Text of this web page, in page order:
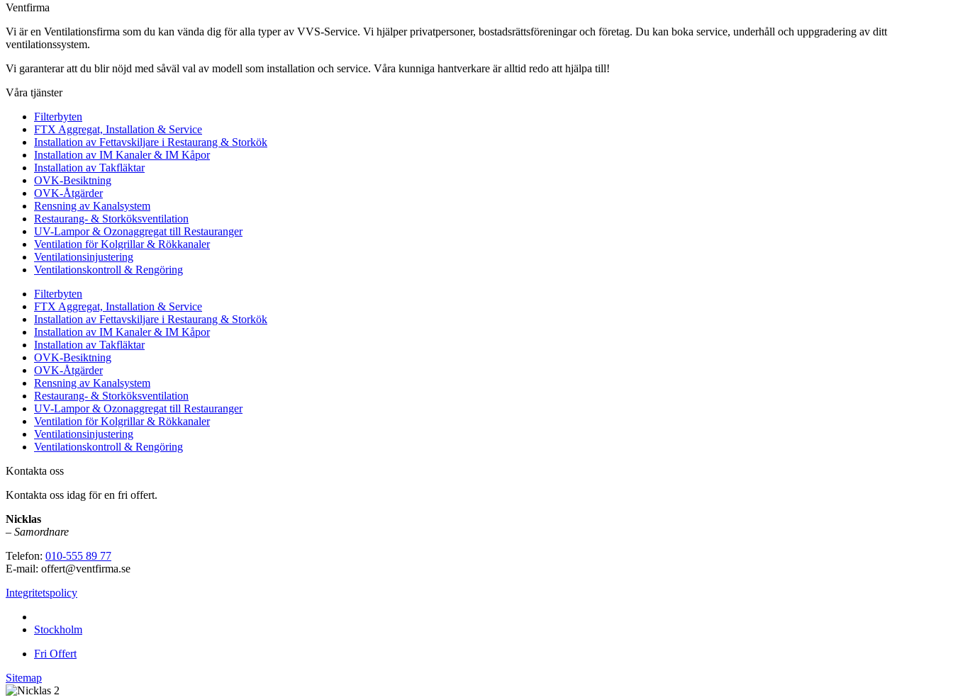
Ventfirma
Vi är en Ventilationsfirma som du kan vända dig för alla typer av VVS-Service. Vi hjälper privatpersoner, bostadsrättsföreningar och företag. Du kan boka service, underhåll och uppgradering av ditt
ventilationssystem.
Vi garanterar att du blir nöjd med såväl val av modell som installation och service. Våra kunniga hantverkare är alltid redo att hjälpa till!
Våra tjänster
Filterbyten
FTX Aggregat, Installation & Service
Installation av Fettavskiljare i Restaurang & Storkök
Installation av IM Kanaler & IM Kåpor
Installation av Takfläktar
OVK-Besiktning
OVK-Åtgärder
Rensning av Kanalsystem
Restaurang- & Storköksventilation
UV-Lampor & Ozonaggregat till Restauranger
Ventilation för Kolgrillar & Rökkanaler
Ventilationsinjustering
Ventilationskontroll & Rengöring
Filterbyten
FTX Aggregat, Installation & Service
Installation av Fettavskiljare i Restaurang & Storkök
Installation av IM Kanaler & IM Kåpor
Installation av Takfläktar
OVK-Besiktning
OVK-Åtgärder
Rensning av Kanalsystem
Restaurang- & Storköksventilation
UV-Lampor & Ozonaggregat till Restauranger
Ventilation för Kolgrillar & Rökkanaler
Ventilationsinjustering
Ventilationskontroll & Rengöring
Kontakta oss
Kontakta oss idag för en fri offert.
Nicklas
– Samordnare
Telefon: 010-555 89 77
E-mail: offert@ventfirma.se
Integritetspolicy
Stockholm
Fri Offert
Sitemap